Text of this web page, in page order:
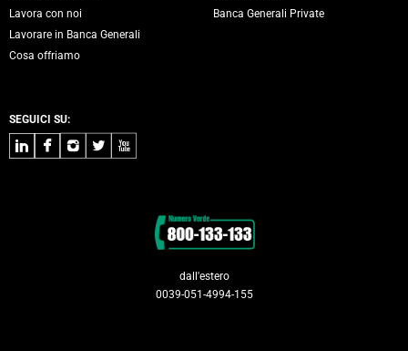
Lavora con noi
Lavorare in Banca Generali
Cosa offriamo
Banca Generali Private
SEGUICI SU:
LinkedInFacebook
Instagram
TwitterYoutube
dall'estero
0039-051-4994-155